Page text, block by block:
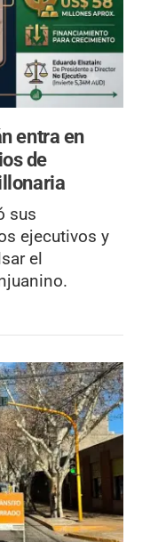
entra en
de
sus
ejecutivos y
el